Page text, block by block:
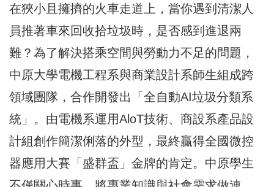
在狹小且擁擠的火車走道上，當你遇到清潔人
員推著車來回收拾垃圾時，是否感到進退兩
難？為了解決搭乘空間與勞動力不足的問題，
中原大學電機工程系與商業設計系師生組成跨
領域團隊，合作開發出「全自動AI垃圾分類系
統」。由電機系運用AloT技術、商設系產品設
計組創作簡潔俐落的外型，最終贏得全國微控
器應用大賽「盛群盃」金牌的肯定。中原學生